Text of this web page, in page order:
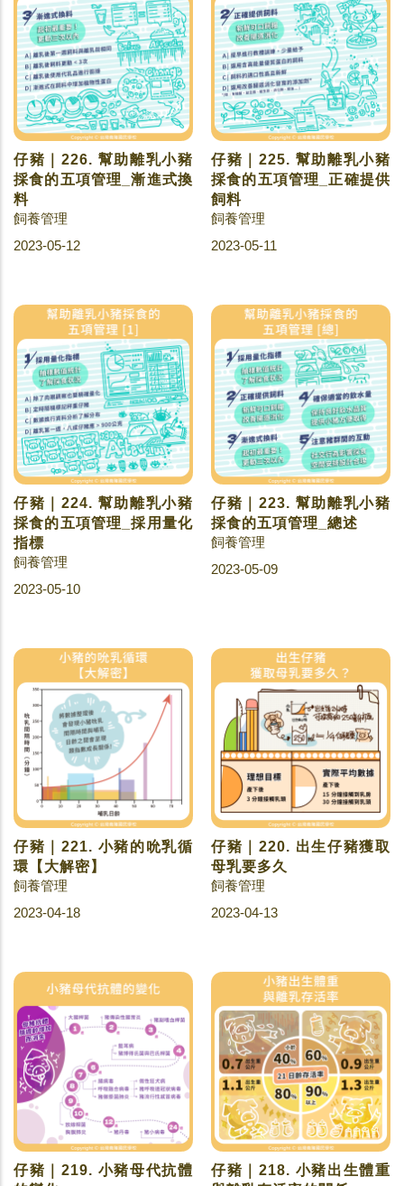
仔豬｜226. 幫助離乳小豬
採食的五項管理_漸進式換
料
飼養管理
2023-05-12
仔豬｜225. 幫助離乳小豬
採食的五項管理_正確提供
飼料
飼養管理
2023-05-11
仔豬｜224. 幫助離乳小豬
採食的五項管理_採用量化
指標
飼養管理
2023-05-10
仔豬｜223. 幫助離乳小豬
採食的五項管理_總述
飼養管理
2023-05-09
仔豬｜221. 小豬的吮乳循
環【大解密】
飼養管理
2023-04-18
仔豬｜220. 出生仔豬獲取
母乳要多久
飼養管理
2023-04-13
仔豬｜219. 小豬母代抗體
仔豬｜218. 小豬出生體重